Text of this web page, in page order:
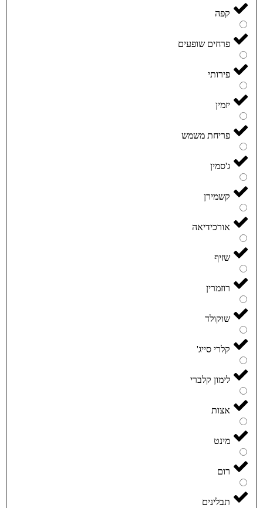
קפה
פרחים שופעים
פירותי
יזמין
פריחת משמש
ג'סמין
קשמירן
אורכידיאה
שזיף
רוזמרין
שוקולד
קלרי סייג'
לימון קלברי
אצות
מינט
רום
תבלינים